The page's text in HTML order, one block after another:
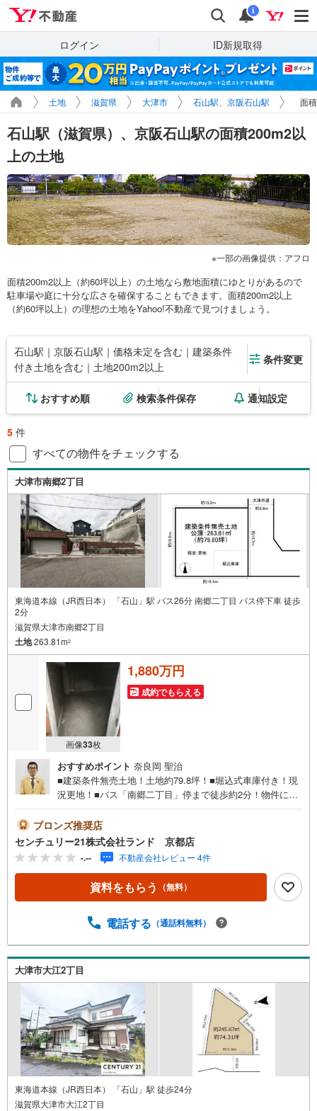
検索 通知
i
ログイン ID新規取得
土地 滋賀県 大津市 石山駅、京阪石山駅 面
石山駅（滋賀県）、京阪石山駅の面積200m2以
上の土地
一部の画像提供：アフロ
面積200m2以上（約60坪以上）の土地なら敷地面積にゆとりがあるので
駐車場や庭に十分な広さを確保することもできます。面積200m2以上
（約60坪以上）の理想の土地をYahoo!不動産で見つけましょう。
石山駅｜京阪石山駅｜価格未定を含む｜建築条件
付き土地を含む｜土地200m2以上
条件変更
おすすめ順 検索条件保存 通知設定
5 件
すべての物件をチェックする
大津市南郷2丁目
東海道本線（JR西日本） 「石山」駅 バス26分 南郷二丁目 バス停下車 徒歩
2分
滋賀県大津市南郷2丁目
土地263.81m2
画像33枚
1,880万円
成約でもらえる
おすすめポイント 奈良岡 聖治
■建築条件無売土地！土地約79.8坪！■堀込式車庫付き！現
況更地！■バス「南郷二丁目」停まで徒歩約2分！物件に関
問い合わせくださいませ！＜センチュリー21ランドについ
て＞●センチュリー21ランド京都店は・・・ お客様のご
希望をお客様の目線でご満足いただけるお住いを全力でお
探し致します！●購入・売却・ローンのご相談など、些細な
ことでもお気軽にご相談下さいませ！●リフォームのご相談
も承っております。○京阪鴨東線 「出町柳」駅 徒歩約6分○
10:00～20:00（火曜日・水曜日定休日※祝日は営業）事前に
連絡お待ちしております！
ブロンズ推奨店
センチュリー21株式会社ランド 京都店
-.-- 不動産会社レビュー 4件
資料をもらう （無料）
電話する （通話料無料）
大津市大江2丁目
東海道本線（JR西日本） 「石山」駅 徒歩24分
滋賀県大津市大江2丁目